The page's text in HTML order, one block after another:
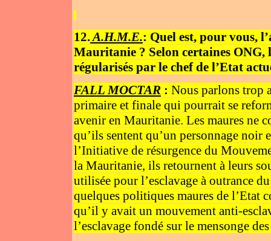
12.A.H.M.E.: Quel est, pour vous,
Mauritanie ? Selon certaines ONG,
régularisés par le chef de l’Etat
FALL MOCTAR : Nous parlons trop
primaire et finale qui pourrait se
avenir en Mauritanie. Les maures ne
qu’ils sentent qu’un personnage noir
l’Initiative de résurgence du
la Mauritanie, ils retournent à leurs
utilisée pour l’esclavage à outrance
quelques politiques maures de l’Etat
qu’il y avait un mouvement anti-
l’esclavage fondé sur le mensonge